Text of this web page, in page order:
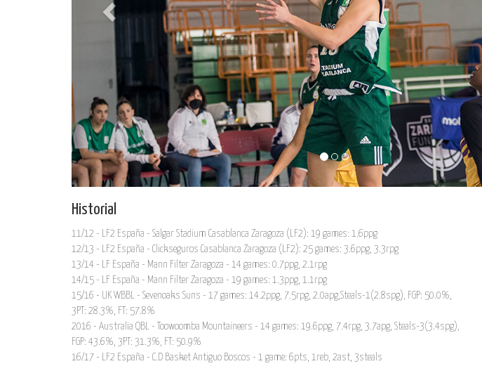
Historial
11/12 - LF2 España - Salgar Stadium Casablanca Zaragoza (LF2): 19 games: 1.6ppg
12/13 - LF2 España - Clickseguros Casablanca Zaragoza (LF2): 25 games: 3.6ppg, 3.3rpg
13/14 - LF España - Mann Filter Zaragoza - 14 games: 0.7ppg, 2.1rpg
14/15 - LF España - Mann Filter Zaragoza - 19 games: 1.3ppg, 1.1rpg
15/16 - UK WBBL - Sevenoaks Suns - 17 games: 14.2ppg, 7.5rpg, 2.0apg,Steals-1(2.8spg), FGP: 50.0%,
3PT: 28.3%, FT: 57.8%
2016 - Australia QBL - Toowoomba Mountaineers - 14 games: 19.6ppg, 7.4rpg, 3.7apg, Steals-3(3.4spg),
FGP: 43.6%, 3PT: 31.3%, FT: 50.9%
16/17 - LF2 España - C.D Basket Antiguo Boscos - 1 game: 6pts, 1reb, 2ast, 3steals